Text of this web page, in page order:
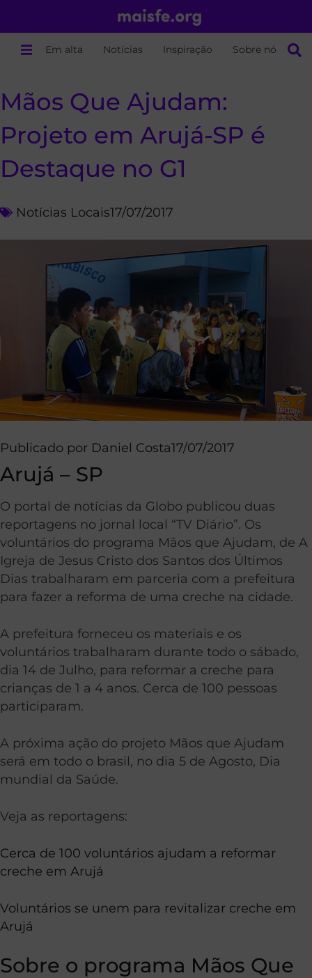
Em alta Notícias Inspiração Sobre nós
Mãos Que Ajudam:
Projeto em Arujá-SP é
Destaque no G1
Notícias Locais17/07/2017
Publicado por Daniel Costa17/07/2017
Arujá – SP
O portal de notícias da Globo publicou duas
reportagens no jornal local “TV Diário”. Os
voluntários do programa Mãos que Ajudam, de A
Igreja de Jesus Cristo dos Santos dos Últimos
Dias trabalharam em parceria com a prefeitura
para fazer a reforma de uma creche na cidade.
A prefeitura forneceu os materiais e os
voluntários trabalharam durante todo o sábado,
dia 14 de Julho, para reformar a creche para
crianças de 1 a 4 anos. Cerca de 100 pessoas
participaram.
A próxima ação do projeto Mãos que Ajudam
será em todo o brasil, no dia 5 de Agosto, Dia
mundial da Saúde.
Veja as reportagens:
Cerca de 100 voluntários ajudam a reformar
creche em Arujá
Voluntários se unem para revitalizar creche em
Arujá
Sobre o programa Mãos Que